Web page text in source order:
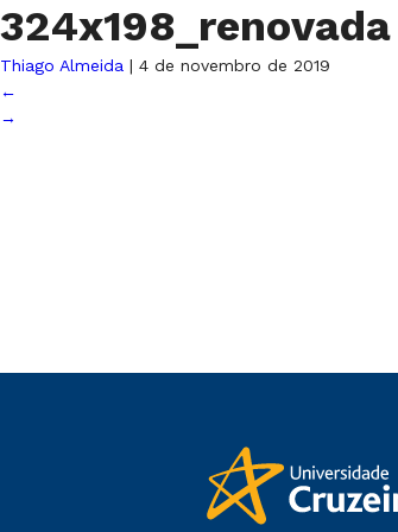
324x198_renovada
Thiago Almeida | 4 de novembro de 2019
←
→